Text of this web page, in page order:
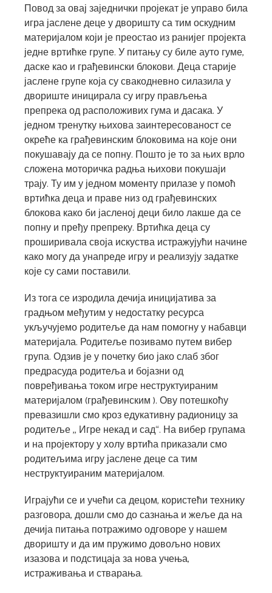
Повод за овај заједнички пројекат је управо била
игра јаслене деце у дворишту са тим оскудним
материјалом који је преостао из ранијег пројекта
једне вртићке групе. У питању су биле ауто гуме,
даске као и грађевински блокови. Деца старије
јаслене групе која су свакодневно силазила у
двориште иницирала су игру прављења
препрека од расположивих гума и дасака. У
једном тренутку њихова заинтересованост се
окреће ка грађевинским блоковима на које они
покушавају да се попну. Пошто је то за њих врло
сложена моторичка радња њихови покушаји
трају. Ту им у једном моменту прилазе у помоћ
вртићка деца и праве низ од грађевинских
блокова како би јасленој деци било лакше да се
попну и пређу препреку. Вртићка деца су
проширивала своја искуства истражујући начине
како могу да унапреде игру и реализују задатке
које су сами поставили.
Из тога се изродила дечија иницијатива за
градњом међутим у недостатку ресурса
укључујемо родитеље да нам помогну у набавци
материјала. Родитеље позивамо путем вибер
група. Одзив је у почетку био јако слаб због
предрасуда родитеља и бојазни од
повређивања током игре неструктуираним
материјалом (грађевинским ). Ову потешкоћу
превазишли смо кроз едукативну радионицу за
родитеље ,, Игре некад и сад“. На вибер групама
и на пројектору у холу вртића приказали смо
родитељима игру јаслене деце са тим
неструктуираним материјалом.
Играјући се и учећи са децом, користећи технику
разговора, дошли смо до сазнања и жеље да на
дечија питања потражимо одговоре у нашем
дворишту и да им пружимо довољно нових
изазова и подстицаја за нова учења,
истраживања и стварања.